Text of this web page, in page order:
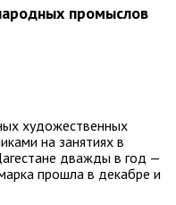
промыслов
художественных
на занятиях в
дважды в год —
прошла в декабре и